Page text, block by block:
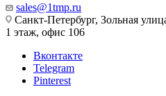
sales@1tmp.ru
Санкт-Петербург, Зольная
1 этаж, офис 106
Вконтакте
Telegram
Pinterest